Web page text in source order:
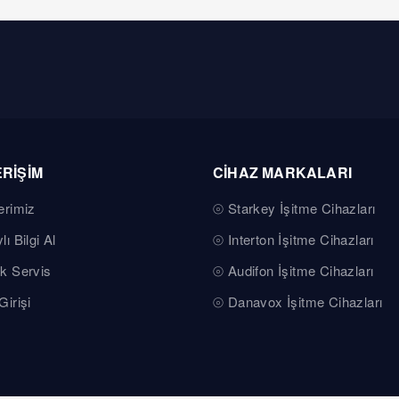
Bilgi Al
Servis
CİHAZ MARKALARI
Starkey İşitme Cihazları
Interton İşitme Cihazları
Audifon İşitme Cihazları
Danavox İşitme Cihazları